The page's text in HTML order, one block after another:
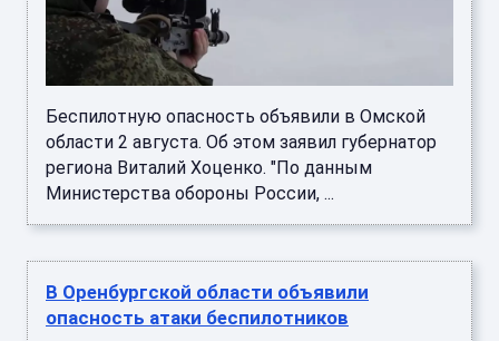
Беспилотную опасность объявили в Омской
области 2 августа. Об этом заявил губернатор
региона Виталий Хоценко. "По данным
Министерства обороны России, ...
В Оренбургской области объявили
опасность атаки беспилотников